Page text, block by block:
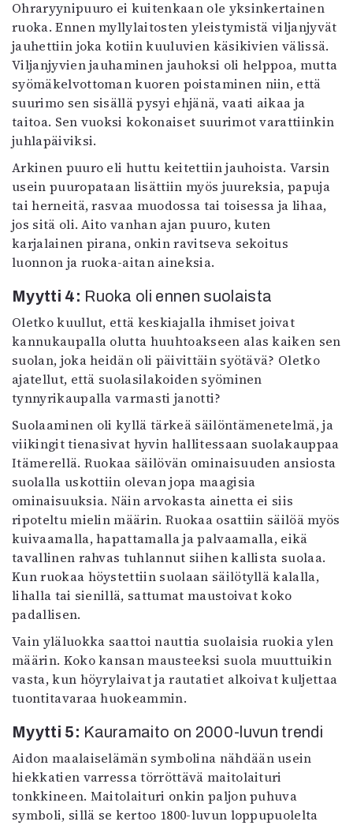
Ohraryynipuuro ei kuitenkaan ole yksinkertainen
ruoka. Ennen myllylaitosten yleistymistä viljanjyvät
jauhettiin joka kotiin kuuluvien käsikivien välissä.
Viljanjyvien jauhaminen jauhoksi oli helppoa, mutta
syömäkelvottoman kuoren poistaminen niin, että
suurimo sen sisällä pysyi ehjänä, vaati aikaa ja
taitoa. Sen vuoksi kokonaiset suurimot varattiinkin
juhlapäiviksi.
Arkinen puuro eli huttu keitettiin jauhoista. Varsin
usein puuropataan lisättiin myös juureksia, papuja
tai herneitä, rasvaa muodossa tai toisessa ja lihaa,
jos sitä oli. Aito vanhan ajan puuro, kuten
karjalainen pirana, onkin ravitseva sekoitus
luonnon ja ruoka-aitan aineksia.
Myytti 4: Ruoka oli ennen suolaista
Oletko kuullut, että keskiajalla ihmiset joivat
kannukaupalla olutta huuhtoakseen alas kaiken sen
suolan, joka heidän oli päivittäin syötävä? Oletko
ajatellut, että suolasilakoiden syöminen
tynnyrikaupalla varmasti janotti?
Suolaaminen oli kyllä tärkeä säilöntämenetelmä, ja
viikingit tienasivat hyvin hallitessaan suolakauppaa
Itämerellä. Ruokaa säilövän ominaisuuden ansiosta
suolalla uskottiin olevan jopa maagisia
ominaisuuksia. Näin arvokasta ainetta ei siis
ripoteltu mielin määrin. Ruokaa osattiin säilöä myös
kuivaamalla, hapattamalla ja palvaamalla, eikä
tavallinen rahvas tuhlannut siihen kallista suolaa.
Kun ruokaa höystettiin suolaan säilötyllä kalalla,
lihalla tai sienillä, sattumat maustoivat koko
padallisen.
Vain yläluokka saattoi nauttia suolaisia ruokia ylen
määrin. Koko kansan mausteeksi suola muuttuikin
vasta, kun höyrylaivat ja rautatiet alkoivat kuljettaa
tuontitavaraa huokeammin.
Myytti 5: Kauramaito on 2000-luvun trendi
Aidon maalaiselämän symbolina nähdään usein
hiekkatien varressa törröttävä maitolaituri
tonkkineen. Maitolaituri onkin paljon puhuva
symboli, sillä se kertoo 1800-luvun loppupuolelta